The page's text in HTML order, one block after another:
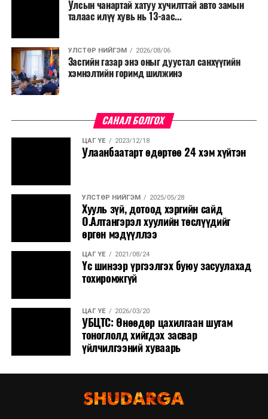
Улсын чанартай хатуу хучилттай авто замын
талаас илүү хувь нь 13-аас...
УЛСТӨР НИЙГЭМ 2026/08/06
Засгийн газар энэ оныг дуустал санхүүгийн
хэмнэлтийн горимд шилжинэ
САНАЛ БОЛГОХ
ЦАГ ҮЕ 2023/12/18
Улаанбаатарт өдөртөө 24 хэм хүйтэн
УЛСТӨР НИЙГЭМ 2025/05/28
Хууль зүй, дотоод хэргийн сайд
О.Алтангэрэл хуулийн төслүүдийг
өргөн мэдүүллээ
ЦАГ ҮЕ 2021/08/24
Үс шинээр үргээлгэх буюу засуулахад
тохиромжгүй
ЦАГ ҮЕ 2026/03/20
УБЦТС: Өнөөдөр цахилгаан шугам
тоноглолд хийгдэх засвар
үйлчилгээний хуваарь